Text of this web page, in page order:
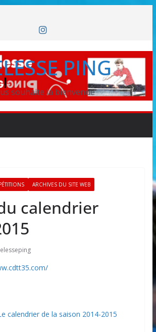
PING
souhaite la bienvenue
ARCHIVES DU SITE WEB
calendrier
calendrier de la saison 2014-2015